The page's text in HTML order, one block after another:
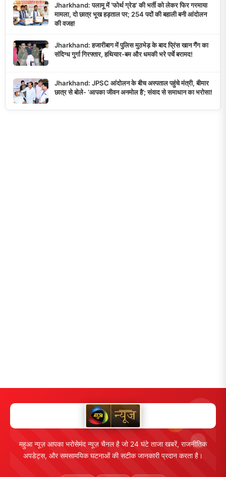
Jharkhand: पलामू में ‘फोर्थ ग्रेड’ की भर्ती को लेकर फिर गरमाया
मामला, दो छात्र भूख हड़ताल पर; 254 पदों की बहाली बनी आंदोलन
की वजह!
Jharkhand: हजारीबाग में पुलिस मुठभेड़ के बाद प्रिंस खान गैंग का
संदिग्ध गुर्गा गिरफ्तार, हथियार-बम और धमकी भरे पर्चे बरामद!
Jharkhand: JPSC आंदोलन के बीच अस्पताल पहुंचे मंत्री, बीमार
छात्र से बोले- ‘आपका जीवन अनमोल है’; संवाद से समाधान का भरोसा!
महुआ न्यूज़ आपका भरोसेमंद न्यूज़ चैनल है जो 24 घंटे ताजा खबरें, राजनीतिक
अपडेट्स, और समसामयिक घटनाओं की सटीक जानकारी प्रदान करता है।